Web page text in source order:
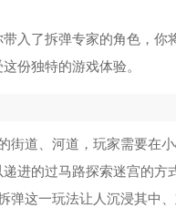
带入了拆弹专家的角色，
份独特的游戏体验。
街道、河道，玩家需要在
进的过马路探索迷宫的方
弹这一玩法让人沉浸其中